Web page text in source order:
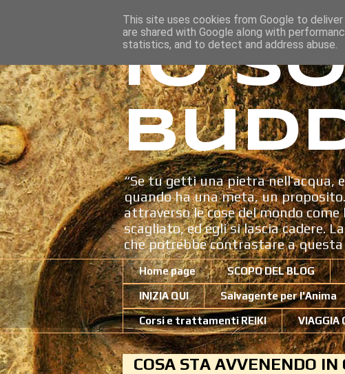
Io
“Se tu getti una pietra nell’acqua,
quando ha una meta, un
attraverso le cose del mondo
scagliato, ed egli si lascia cadere.
che potrebbe contrastare a questa
Home page SCOPO DEL BLOG
INIZIA QUI Salvagente per l'Anima
Corsi e trattamenti REIKI VIAGGIA
COSA STA AVVENENDO
This site uses cookies from Google to
are shared with Google along with
statistics, and to detect and address abuse.